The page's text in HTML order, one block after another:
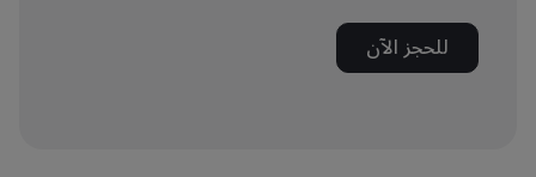
للحجز الآن